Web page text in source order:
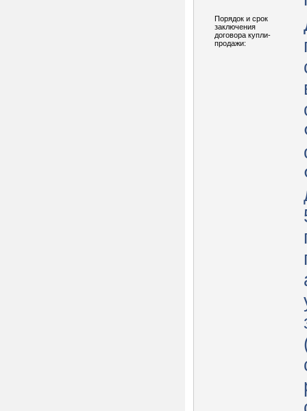
Порядок и срок
заключения
договора купли-
продажи: